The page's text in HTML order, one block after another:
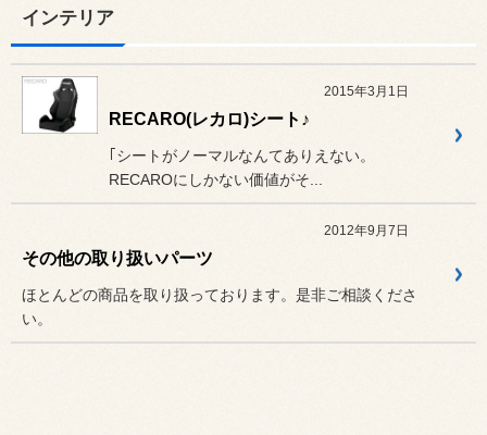
インテリア
2015年3月1日
RECARO(レカロ)シート♪
｢シートがノーマルなんてありえない。
RECAROにしかない価値がそ...
2012年9月7日
その他の取り扱いパーツ
ほとんどの商品を取り扱っております。是非ご相談くださ
い。